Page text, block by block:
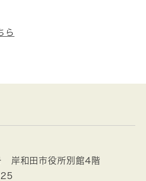
ら
岸和田市役所別館4階